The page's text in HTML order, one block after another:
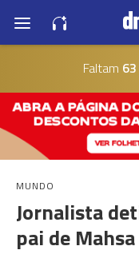
Faltam
MUNDO
Jornalista
pai de